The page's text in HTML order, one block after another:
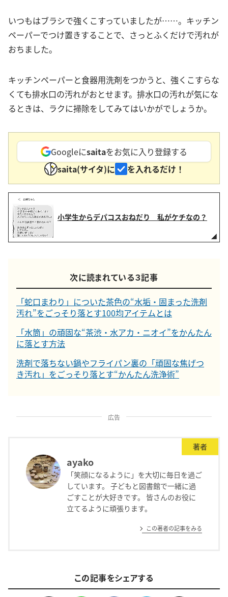
いつもはブラシで強くこすっていましたが……。キッチン
ペーパーでつけ置きすることで、さっとふくだけで汚れが
おちました。
キッチンペーパーと食器用洗剤をつかうと、強くこすらな
くても排水口の汚れがおとせます。排水口の汚れが気にな
るときは、ラクに掃除をしてみてはいかがでしょうか。
Googleにsaitaをお気に入り登録する
saita(サイタ)に
を入れるだけ！
小学生からデパコスおねだり 私がケチなの？
次に読まれている３記事
「蛇口まわり」についた茶色の“水垢・固まった洗剤
汚れ”をごっそり落とす100均アイテムとは
「水筒」の頑固な“茶渋・水アカ・ニオイ”をかんたん
に落とす方法
洗剤で落ちない鍋やフライパン裏の「頑固な焦げつ
き汚れ」をごっそり落とす“かんたん洗浄術”
広告
著者
ayako
「笑顔になるように」を大切に毎日を過ご
しています。 子どもと図書館で一緒に過
ごすことが大好きです。 皆さんのお役に
立てるように頑張ります。
この著者の記事をみる
この記事をシェアする